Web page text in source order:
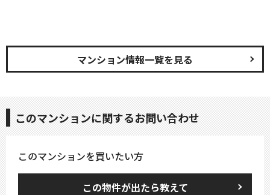
マンション情報一覧を見る
このマンションに関するお問い合わせ
このマンションを買いたい方
この物件が出たら教えて